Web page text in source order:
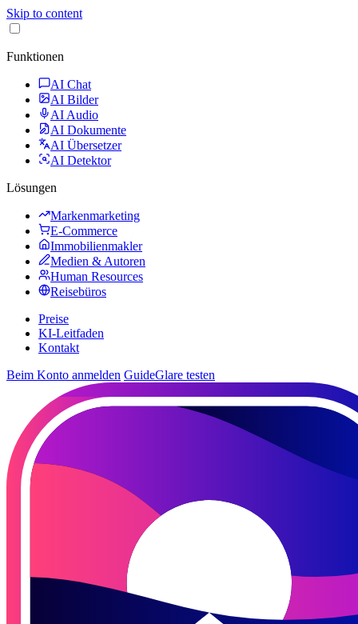
Skip to content
Funktionen
AI Chat
AI Bilder
AI Audio
AI Dokumente
AI Übersetzer
AI Detektor
Lösungen
Markenmarketing
E-Commerce
Immobilienmakler
Medien & Autoren
Human Resources
Reisebüros
Preise
KI-Leitfaden
Kontakt
Beim Konto anmelden GuideGlare testen